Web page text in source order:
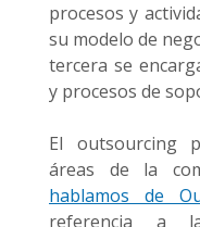
procesos y
su modelo de
tercera se
y procesos de
El outsourcing
áreas de la
hablamos de
referencia a